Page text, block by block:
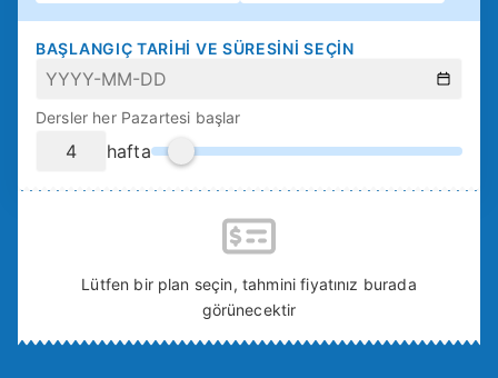
BAŞLANGIÇ TARIHI VE SÜRESINI SEÇIN
Dersler her Pazartesi başlar
hafta
Lütfen bir plan seçin, tahmini fiyatınız burada
görünecektir